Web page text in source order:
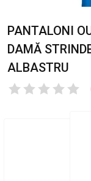
PANTALONI
DAMĂ
ALBASTRU